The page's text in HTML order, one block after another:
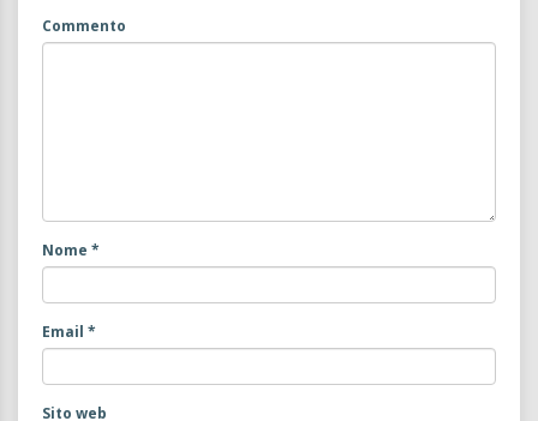
Commento
Nome *
Email *
Sito web